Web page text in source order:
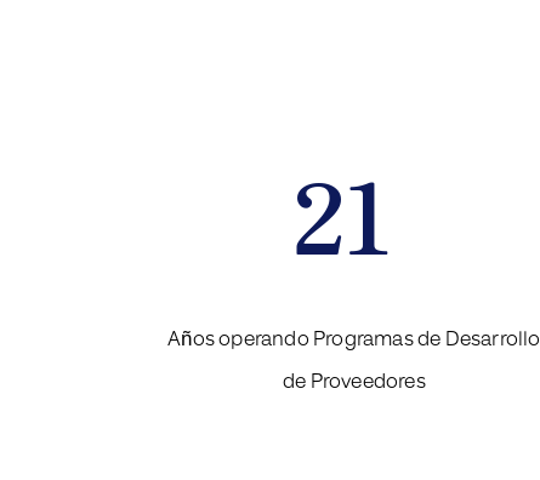
21
Años operando Programas de Desarrollo
de Proveedores